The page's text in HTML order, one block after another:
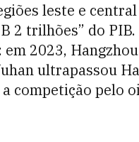
leste e
2 trilhões” do
2023,
ultrapassou
competição pelo